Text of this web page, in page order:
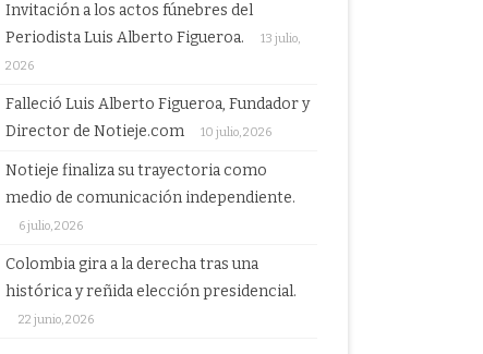
Invitación a los actos fúnebres del
Periodista Luis Alberto Figueroa.
13 julio,
2026
Falleció Luis Alberto Figueroa, Fundador y
Director de Notieje.com
10 julio, 2026
Notieje finaliza su trayectoria como
medio de comunicación independiente.
6 julio, 2026
Colombia gira a la derecha tras una
histórica y reñida elección presidencial.
22 junio, 2026